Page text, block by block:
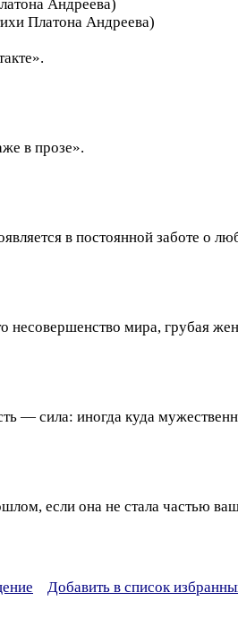
Андреева)
Платона Андреева)
в прозе».
в постоянной заботе о
мира, грубая
— сила: иногда куда
если она не стала частью
Добавить в список